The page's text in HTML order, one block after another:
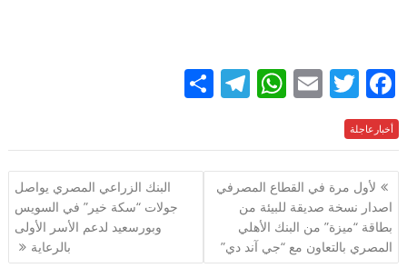
F
ac
e
b
o
o
k
T
itt
er
E
ai
l
W
at
s
A
p
p
T
e
gr
a
ar
e
أخبارعاجلة
تصفّح
المقالات
لأول مرة في القطاع المصرفي
اصدار نسخة صديقة للبيئة من
بطاقة “ميزة” من البنك الأهلي
المصري بالتعاون مع “جي آند دي”
البنك الزراعي المصري يواصل
جولات “سكة خير” في السويس
وبورسعيد لدعم الأسر الأولى
بالرعاية